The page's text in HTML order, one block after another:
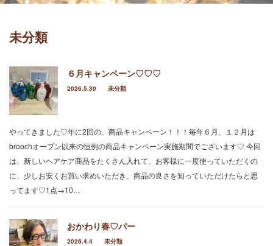
未分類
６月キャンペーン♡♡♡
2026.5.30 未分類
やってきました♡年に2回の、商品キャンペーン！！！毎年６月、１２月は
broochオープン以来の恒例の商品キャンペーン実施期間でございます♡ 今回
は、新しいヘアケア商品をたくさん入れて、お客様に一度使っていただくの
に、少しお安くお買い求めいただき、商品の良さを知っていただけたらと思
ってます♡1点→10…
おかわり春♡パー
2026.4.4 未分類
Salon info
Stylist
Reserve
Blog
らの伸びたスタイルをbobにカット…
2026.4.4
なり、ルンルン気分を出したいそんなこ…
2026.1.18
今年も、フレッシュな可愛いお客様が、成人の
日を迎えられました⭐︎broochからも、3人のお
2025.12.3
お待たせしました♡2026年度 HAPPY NEW
YEAR⭐︎ 馬さん ⭐︎ 〜じいじくんの手作り粘